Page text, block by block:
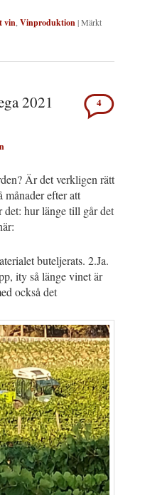
vin Vinproduktion|Märkt
2021
4
Är det verkligen rätt
månader efter att
det: hur länge till går det
buteljerats. 2.Ja.
ity så länge vinet är
också det